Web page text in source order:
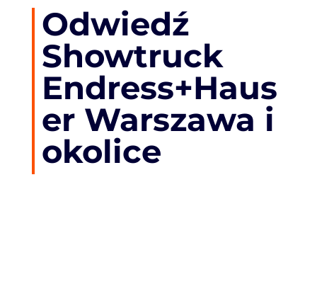
Odwiedź
Showtruck
Endress+Haus
er Warszawa i
okolice